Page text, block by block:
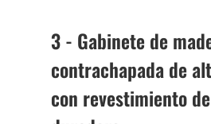
3 - Gabinete de
contrachapada de
con revestimiento